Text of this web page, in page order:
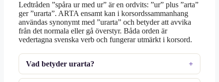
Ledtråden ”spåra ur med ur” är en ordvits: ”ur” plus ”arta”
ger ”urarta”. ARTA ensamt kan i korsordssammanhang
användas synonymt med ”urarta” och betyder att avvika
från det normala eller gå överstyr. Båda orden är
vedertagna svenska verb och fungerar utmärkt i korsord.
Vad betyder urarta?